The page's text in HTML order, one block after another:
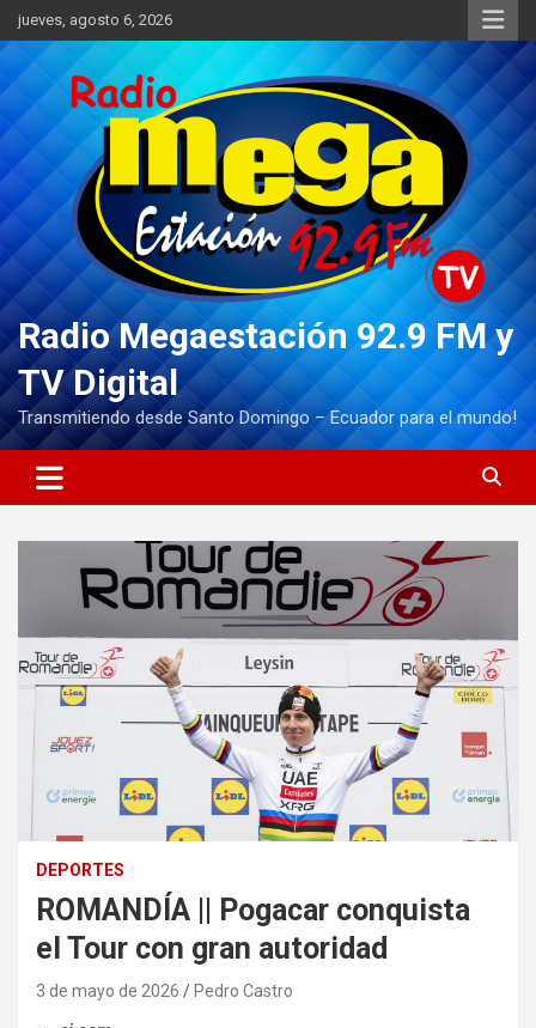
Saltar
al
contenido
jueves, agosto 6, 2026
Radio Megaestación 92.9 FM y
TV Digital
Transmitiendo desde Santo Domingo – Ecuador para el mundo!
DEPORTES
ROMANDÍA || Pogacar conquista
el Tour con gran autoridad
3 de mayo de 2026 Pedro Castro